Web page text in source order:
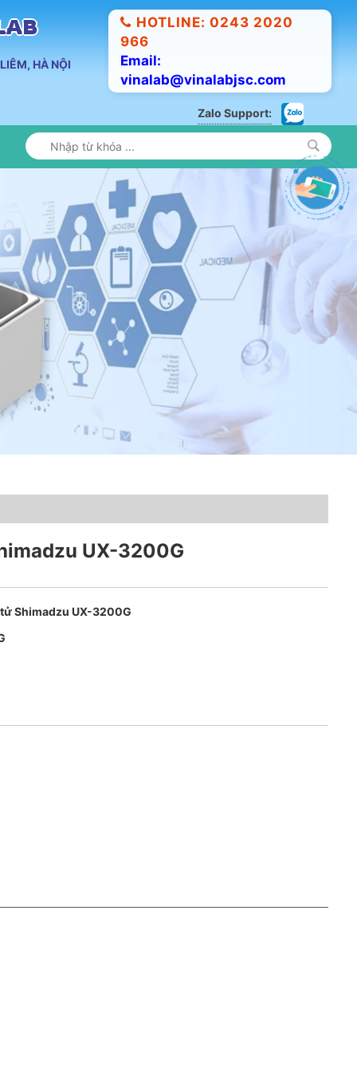
HÀ NỘI
HOTLINE: 0243 2020
966
Email:
vinalab@vinalabjsc.com
Zalo Support:
UX-3200G
Shimadzu UX-3200G